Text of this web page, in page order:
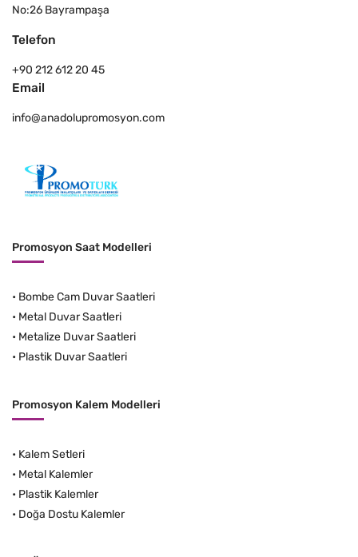
No:26 Bayrampaşa
Telefon
+90 212 612 20 45
Email
info@anadolupromosyon.com
Promosyon Saat Modelleri
• Bombe Cam Duvar Saatleri
• Metal Duvar Saatleri
• Metalize Duvar Saatleri
• Plastik Duvar Saatleri
Promosyon Kalem Modelleri
• Kalem Setleri
• Metal Kalemler
• Plastik Kalemler
• Doğa Dostu Kalemler